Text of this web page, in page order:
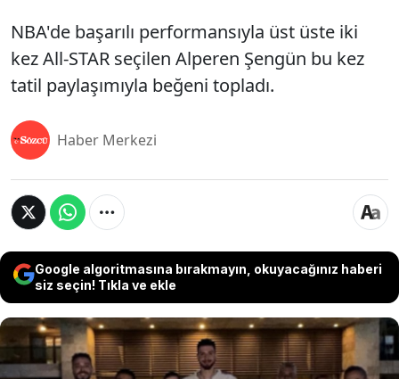
NBA'de başarılı performansıyla üst üste iki
kez All-STAR seçilen Alperen Şengün bu kez
tatil paylaşımıyla beğeni topladı.
Haber Merkezi
Google algoritmasına bırakmayın, okuyacağınız haberi
siz seçin! Tıkla ve ekle